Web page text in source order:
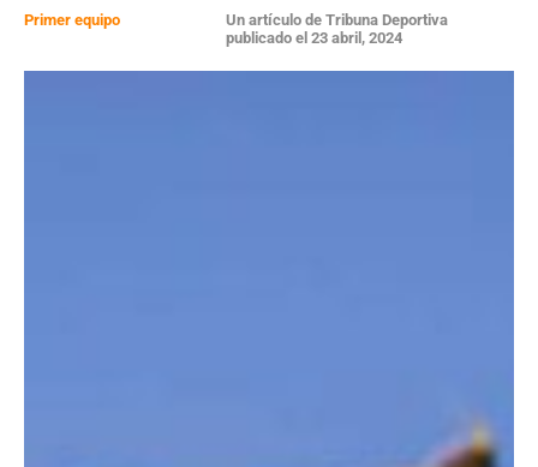
Primer equipo Un artículo de Tribuna Deportiva
publicado el 23 abril, 2024